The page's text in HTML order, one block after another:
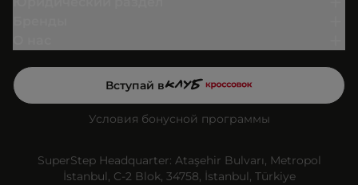
Вступай в
Условия бонусной программы
SuperStep Headquarter: Ataşehir Bulvarı, Metropol
İstanbul, C-2 Blok, 34758, İstanbul, Türkiye